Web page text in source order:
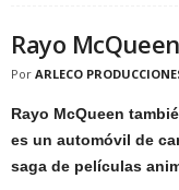
Rayo
Por ARLECO
Rayo McQueen
es un automóvil de
saga de películas